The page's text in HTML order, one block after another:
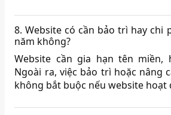
8. Website có cần bảo trì hay chi
năm không?
Website cần gia hạn tên miền,
Ngoài ra, việc bảo trì hoặc nâng
không bắt buộc nếu website hoạt